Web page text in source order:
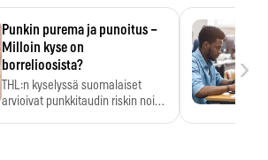
Punkin purema ja punoitus –
Milloin kyse on
borrelioosista?
THL:n kyselyssä suomalaiset
arvioivat punkkitaudin riskin noin
›